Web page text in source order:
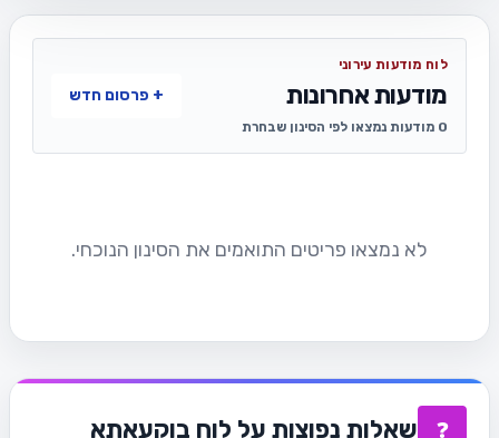
לוח מודעות עירוני
מודעות אחרונות
0 מודעות נמצאו לפי הסינון שבחרת
+ פרסום חדש
לא נמצאו פריטים התואמים את הסינון הנוכחי.
❓ שאלות נפוצות על לוח בוקעאתא